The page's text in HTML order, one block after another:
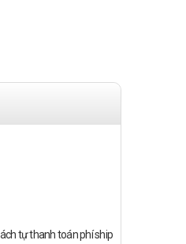
tự thanh toán phí ship